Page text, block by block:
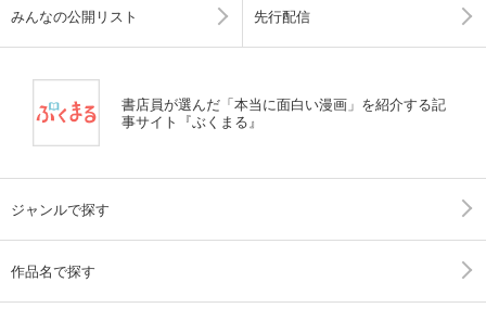
みんなの公開リスト 先行配信
書店員が選んだ「本当に面白い漫画」を紹介する記
事サイト『ぶくまる』
ジャンルで探す
作品名で探す